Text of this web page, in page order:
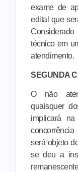
exame de
edital que
técnico em
atendimento.
SEGUNDA
O não
quaisquer
implicará
será objeto
se deu a